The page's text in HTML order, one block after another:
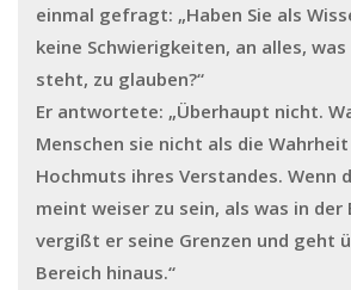
einmal gefragt: „Haben Sie als
keine Schwierigkeiten, an alles,
steht, zu glauben?“
Er antwortete: „Überhaupt nicht.
Menschen sie nicht als die Wahrheit
Hochmuts ihres Verstandes. Wenn
meint weiser zu sein, als was in der
vergißt er seine Grenzen und geht
Bereich hinaus.“